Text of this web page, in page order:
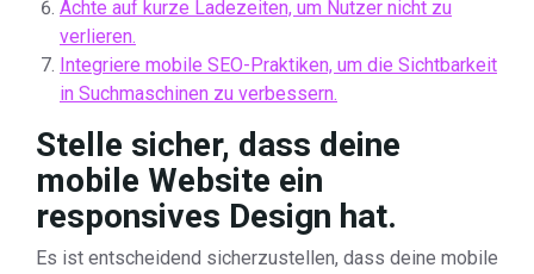
Achte auf kurze Ladezeiten, um Nutzer nicht zu
verlieren.
Integriere mobile SEO-Praktiken, um die Sichtbarkeit
in Suchmaschinen zu verbessern.
Stelle sicher, dass deine
mobile Website ein
responsives Design hat.
Es ist entscheidend sicherzustellen, dass deine mobile